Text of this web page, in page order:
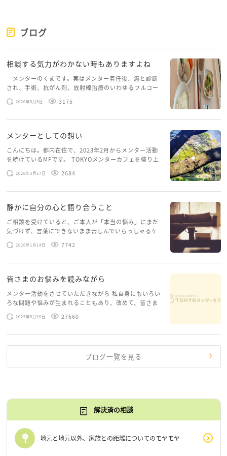
ブログ
相談する気力がわかない時もありますよね
メンターのくまです。実はメンター着任後、癌と診断
され、手術、抗がん剤、放射線治療のいわゆるフルコー
スを体験していて、しばらくメンターカフェに来られて
いませんでした。体力だけでなく、気力も落ちパソコン
2026年5月8日 3175
メンターとしての想い
こんにちは。都内在住で、2023年2月からメンター活動
を続けているMFです。 TOKYOメンターカフェを盛り上
げたいという想いから、勇気を出して初めてブログを投
稿してみようと思います。少し自分のことを書いてみま
2026年3月17日 2684
静かに自分の心と語り合うこと
ご相談を受けていると、ご本人が「本当の悩み」にまだ
気づけず、言葉にできないまま苦しんでいらっしゃるケ
ースがありますお悩みというのは、心の深いところ（深
層心理）に触れることで、まったく違う角度から解決の
2026年1月14日 7742
皆さまのお悩みを読みながら
メンター活動をさせていただきながら 私自身にもいろい
ろな問題や悩みが生まれることもあり、改めて、皆さま
のお悩みを読みながら 「みんな、もがいてる。わたし
だけじゃないんだな」と、逆に励まされるような日々で
2025年5月20日 27660
ブログ一覧を見る
解決済の相談
地元と地元以外、家族との距離についてのモヤモヤ